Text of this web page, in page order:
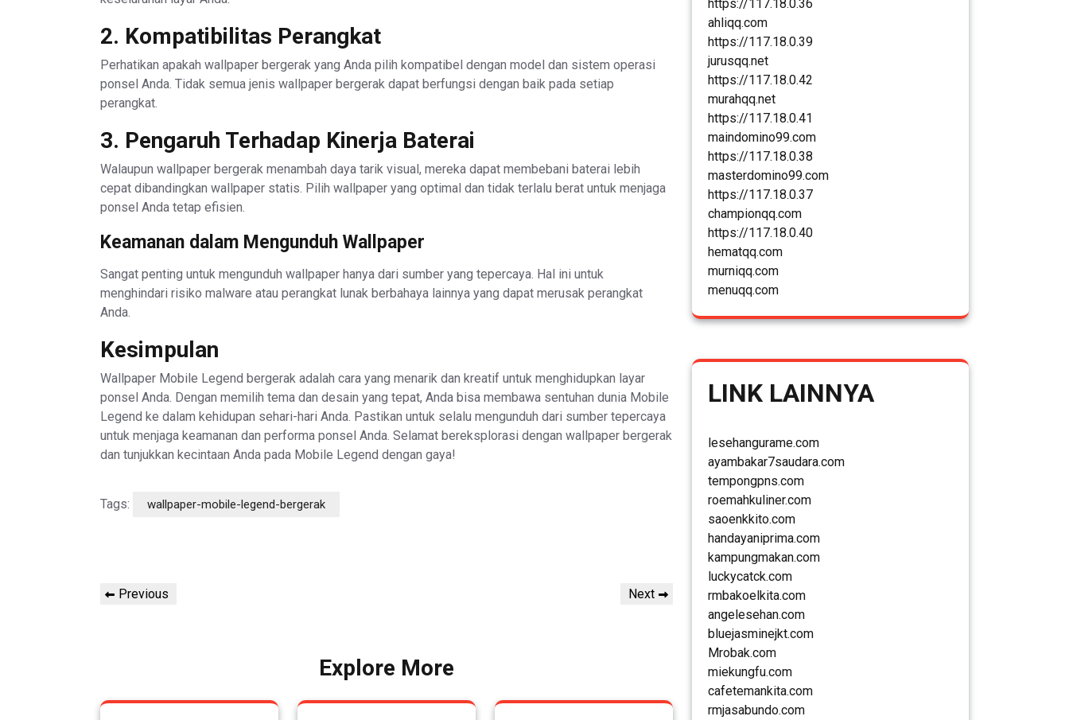
2. Kompatibilitas Perangkat
Perhatikan apakah wallpaper bergerak yang Anda pilih kompatibel dengan model dan sistem operasi
ponsel Anda. Tidak semua jenis wallpaper bergerak dapat berfungsi dengan baik pada setiap
perangkat.
3. Pengaruh Terhadap Kinerja Baterai
Walaupun wallpaper bergerak menambah daya tarik visual, mereka dapat membebani baterai lebih
cepat dibandingkan wallpaper statis. Pilih wallpaper yang optimal dan tidak terlalu berat untuk menjaga
ponsel Anda tetap efisien.
Keamanan dalam Mengunduh Wallpaper
Sangat penting untuk mengunduh wallpaper hanya dari sumber yang tepercaya. Hal ini untuk
menghindari risiko malware atau perangkat lunak berbahaya lainnya yang dapat merusak perangkat
Anda.
Kesimpulan
Wallpaper Mobile Legend bergerak adalah cara yang menarik dan kreatif untuk menghidupkan layar
ponsel Anda. Dengan memilih tema dan desain yang tepat, Anda bisa membawa sentuhan dunia Mobile
Legend ke dalam kehidupan sehari-hari Anda. Pastikan untuk selalu mengunduh dari sumber tepercaya
untuk menjaga keamanan dan performa ponsel Anda. Selamat bereksplorasi dengan wallpaper bergerak
dan tunjukkan kecintaan Anda pada Mobile Legend dengan gaya!
Tags: wallpaper-mobile-legend-bergerak
Post
Previous
Previous
Next
Next
Explore More
https://117.18.0.36
ahliqq.com
https://117.18.0.39
jurusqq.net
https://117.18.0.42
murahqq.net
https://117.18.0.41
maindomino99.com
https://117.18.0.38
masterdomino99.com
https://117.18.0.37
championqq.com
https://117.18.0.40
hematqq.com
murniqq.com
menuqq.com
LINK LAINNYA
lesehangurame.com
ayambakar7saudara.com
tempongpns.com
roemahkuliner.com
saoenkkito.com
handayaniprima.com
kampungmakan.com
luckycatck.com
rmbakoelkita.com
angelesehan.com
bluejasminejkt.com
Mrobak.com
miekungfu.com
cafetemankita.com
rmjasabundo.com